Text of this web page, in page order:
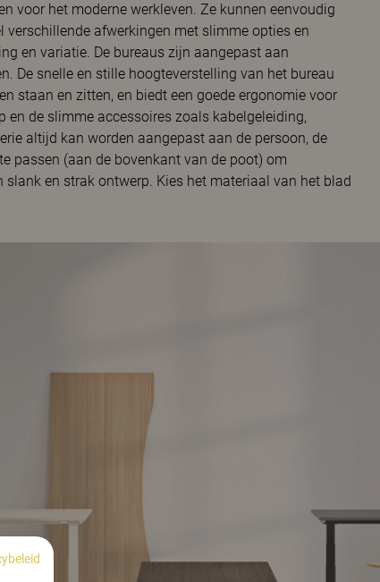
voor het moderne werkleven. Ze kunnen eenvoudig
afwerkingen met slimme opties en
en variatie. De bureaus zijn aangepast aan
De snelle en stille hoogteverstelling van het bureau
staan en zitten, en biedt een goede ergonomie voor
de slimme accessoires zoals kabelgeleiding,
altijd kan worden aangepast aan de persoon, de
passen (aan de bovenkant van de poot) om
en strak ontwerp. Kies het materiaal van het blad